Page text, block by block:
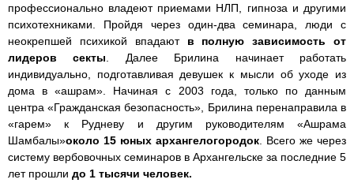
профессионально владеют приемами НЛП, гипноза и другими
психотехниками. Пройдя через один-два семинара, люди с
неокрепшей психикой впадают в полную зависимость от
лидеров секты . Далее Брилина начинает работать
индивидуально, подготавливая девушек к мысли об уходе из
дома в «ашрам». Начиная с 2003 года, только по данным
центра «Гражданская безопасность», Брилина перенаправила в
«гарем» к Рудневу и другим руководителям «Ашрама
Шамбалы»около 15 юных архангелогородок . Всего же через
систему вербовочных семинаров в Архангельске за последние 5
лет прошли до 1 тысячи человек.